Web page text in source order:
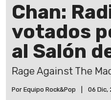
Chan:
votados
al Salón
Rage Against The
Por Equipo Rock&Pop 06 Dic,